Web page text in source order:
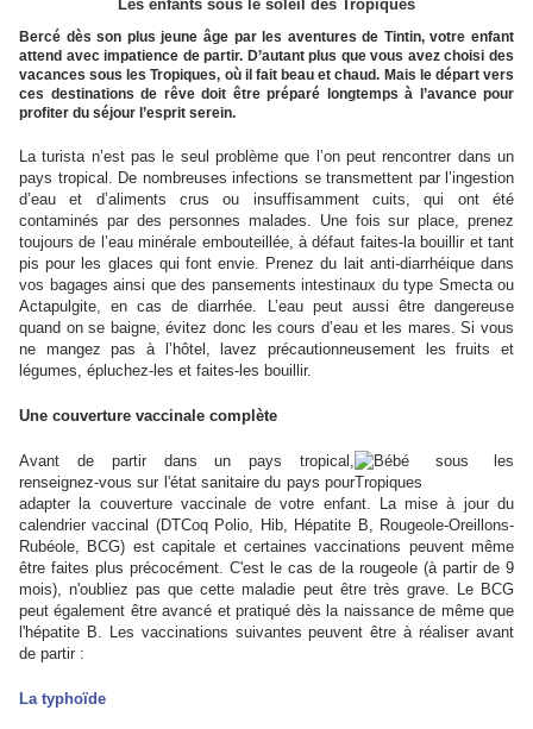
Les enfants sous le soleil des Tropiques
Bercé dès son plus jeune âge par les aventures de Tintin, votre enfant
attend avec impatience de partir. D’autant plus que vous avez choisi des
vacances sous les Tropiques, où il fait beau et chaud. Mais le départ vers
ces destinations de rêve doit être préparé longtemps à l’avance pour
profiter du séjour l’esprit serein.
La turista n’est pas le seul problème que l’on peut rencontrer dans un
pays tropical. De nombreuses infections se transmettent par l’ingestion
d’eau et d’aliments crus ou insuffisamment cuits, qui ont été
contaminés par des personnes malades. Une fois sur place, prenez
toujours de l’eau minérale embouteillée, à défaut faites-la bouillir et tant
pis pour les glaces qui font envie. Prenez du lait anti-diarrhéique dans
vos bagages ainsi que des pansements intestinaux du type Smecta ou
Actapulgite, en cas de diarrhée. L’eau peut aussi être dangereuse
quand on se baigne, évitez donc les cours d’eau et les mares. Si vous
ne mangez pas à l’hôtel, lavez précautionneusement les fruits et
légumes, épluchez-les et faites-les bouillir.
Une couverture vaccinale complète
Avant de partir dans un pays tropical,
renseignez-vous sur l'état sanitaire du pays pour
adapter la couverture vaccinale de votre enfant. La mise à jour du
calendrier vaccinal (DTCoq Polio, Hib, Hépatite B, Rougeole-Oreillons-
Rubéole, BCG) est capitale et certaines vaccinations peuvent même
être faites plus précocément. C'est le cas de la rougeole (à partir de 9
mois), n'oubliez pas que cette maladie peut être très grave. Le BCG
peut également être avancé et pratiqué dès la naissance de même que
l'hépatite B. Les vaccinations suivantes peuvent être à réaliser avant
de partir :
La typhoïde